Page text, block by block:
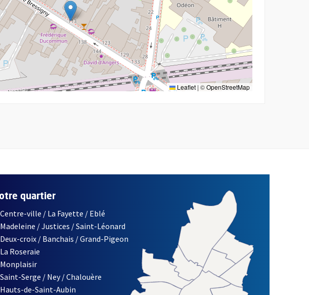
Leaflet | ©OpenStreetMap
(champ obligatoire)
D'INSCRIPTION À LA LETTRE D'INFORMATION DES ASSOCIATIONS DE LA VILLE
quartier
Centre-ville / La Fayette / Eblé
Madeleine / Justices / Saint-Léonard
Deux-croix / Banchais / Grand-Pigeon
La Roseraie
Monplaisir
Saint-Serge / Ney / Chalouère
Hauts-de-Saint-Aubin